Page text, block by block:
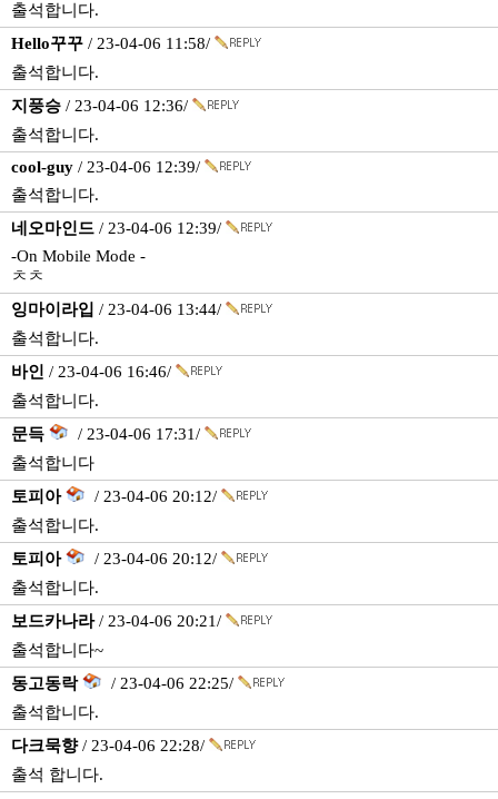
출석합니다.
Hello꾸꾸 / 23-04-06 11:58/
출석합니다.
지풍승 / 23-04-06 12:36/
출석합니다.
cool-guy / 23-04-06 12:39/
출석합니다.
네오마인드 / 23-04-06 12:39/
-On Mobile Mode -
ㅊㅊ
잉마이라입 / 23-04-06 13:44/
출석합니다.
바인 / 23-04-06 16:46/
출석합니다.
문득
/ 23-04-06 17:31/
출석합니다
토피아
/ 23-04-06 20:12/
출석합니다.
토피아
/ 23-04-06 20:12/
출석합니다.
보드카나라/ 23-04-06 20:21/
출석합니다~
동고동락
/ 23-04-06 22:25/
출석합니다.
다크묵향/ 23-04-06 22:28/
출석 합니다.